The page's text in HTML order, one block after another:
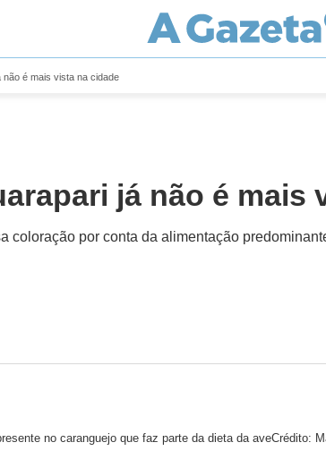
é mais vista na cidade
já não é mais
coloração por conta da alimentação
no caranguejo que faz parte da dieta da aveCrédito: